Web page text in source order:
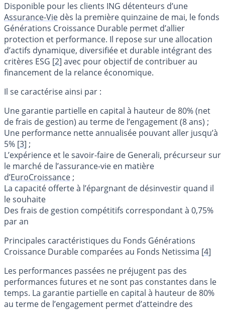
Disponible pour les clients ING détenteurs d’une
Assurance-Vie dès la première quinzaine de mai, le fonds
Générations Croissance Durable permet d’allier
protection et performance. Il repose sur une allocation
d’actifs dynamique, diversifiée et durable intégrant des
critères ESG [2] avec pour objectif de contribuer au
financement de la relance économique.
Il se caractérise ainsi par :
Une garantie partielle en capital à hauteur de 80% (net
de frais de gestion) au terme de l’engagement (8 ans) ;
Une performance nette annualisée pouvant aller jusqu’à
5% [3] ;
L’expérience et le savoir-faire de Generali, précurseur sur
le marché de l’assurance-vie en matière
d’EuroCroissance ;
La capacité offerte à l’épargnant de désinvestir quand il
le souhaite
Des frais de gestion compétitifs correspondant à 0,75%
par an
Principales caractéristiques du Fonds Générations
Croissance Durable comparées au Fonds Netissima [4]
Les performances passées ne préjugent pas des
performances futures et ne sont pas constantes dans le
temps. La garantie partielle en capital à hauteur de 80%
au terme de l’engagement permet d’atteindre des